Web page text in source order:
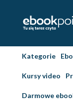
Kategorie
Kursy video
Darmowe